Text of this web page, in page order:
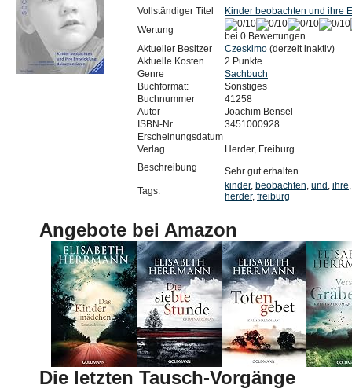
Vollständiger Titel
Kinder beobachten und ihre
Wertung
bei 0 Bewertungen
Aktueller Besitzer
Czeskimo (derzeit inaktiv)
Aktuelle Kosten
2 Punkte
Genre
Sachbuch
Buchformat:
Sonstiges
Buchnummer
41258
Autor
Joachim Bensel
ISBN-Nr.
3451000928
Erscheinungsdatum
Verlag
Herder, Freiburg
Beschreibung
Sehr gut erhalten
Tags:
kinder, beobachten, und , ihre
herder, freiburg
Angebote bei Amazon
Die letzten Tausch-Vorgänge